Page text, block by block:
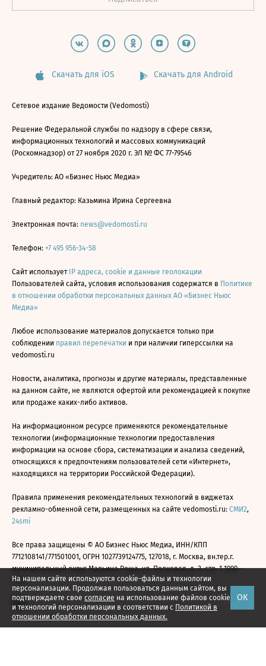
На нашем сайте используются cookie-файлы и технологии
персонализации. Продолжая пользоваться данным сайтом, вы
подтверждаете свое согласие на использование файлов cookie
и технологий персонализации в соответствии с Политикой в
отношении обработки персональных данных.
ОК
Скачать для iOS Скачать для Android
Сетевое издание Ведомости (Vedomosti)
Решение Федеральной службы по надзору в сфере связи,
информационных технологий и массовых коммуникаций
(Роскомнадзор) от 27 ноября 2020 г. ЭЛ № ФС 77-79546
Учредитель: АО «Бизнес Ньюс Медиа»
Главный редактор: Казьмина Ирина Сергеевна
Электронная почта: news@vedomosti.ru
Телефон: +7 495 956-34-58
Сайт использует IP адреса, cookie и данные геолокации
Пользователей сайта, условия использования содержатся в Политике
в отношении обработки персональных данных АО «Бизнес Ньюс
Медиа»
Любое использование материалов допускается только при
соблюдении правил перепечатки и при наличии гиперссылки на
vedomosti.ru
Новости, аналитика, прогнозы и другие материалы, представленные
на данном сайте, не являются офертой или рекомендацией к покупке
или продаже каких-либо активов.
На информационном ресурсе применяются рекомендательные
технологии (информационные технологии предоставления
информации на основе сбора, систематизации и анализа сведений,
относящихся к предпочтениям пользователей сети «Интернет»,
находящихся на территории Российской Федерации).
Правила применения рекомендательных технологий в виджетах
рекламно-обменной сети, размещенных на сайте vedomosti.ru: СМИ2,
24smi
Все права защищены © АО Бизнес Ньюс Медиа, ИНН/КПП
7712108141/771501001, ОГРН 1027739124775, 127018, г. Москва, вн.тер.г.
муниципальный округ Марьина Роща, ул. Полковая, д. 3, стр. 1 1999—
2026